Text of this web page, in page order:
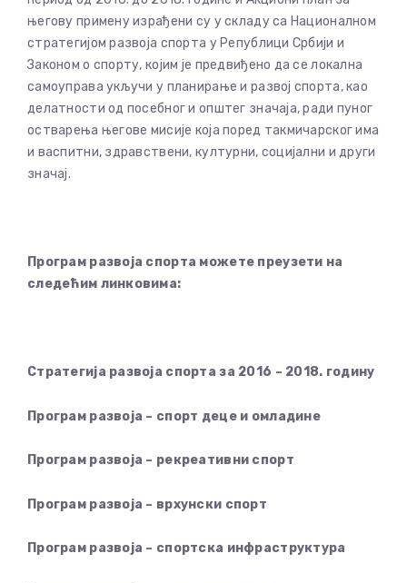
његову примену израђени су у складу са Националном
стратегијом развоја спортa у Републици Србији и
Законом о спорту, којим је предвиђено да се локална
самоуправа укључи у планирање и развој спорта, као
делатности од посебног и општег значаја, ради пуног
остварења његове мисије која поред такмичарског има
и васпитни, здравствени, културни, социјални и други
значај.
Програм развоја спорта можете преузети на
следећим линковима:
Стратегија развоја спорта за 2016 – 2018. годину
Програм развоја – спорт деце и омладине
Програм развоја – рекреативни спорт
Програм развоја – врхунски спорт
Програм развоја – спортска инфраструктура